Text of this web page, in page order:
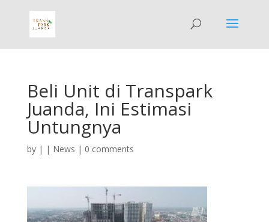
Beli Unit di Transpark
Juanda, Ini Estimasi
Untungnya
by | | News | 0 comments